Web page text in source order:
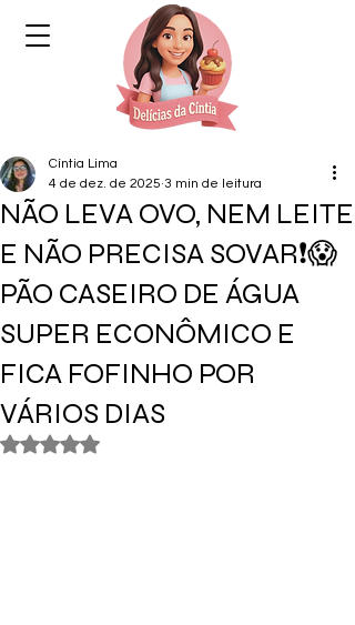
NÃO LEVA OVO, NEM LEITE
E NÃO PRECISA SOVAR❗😱
PÃO CASEIRO DE ÁGUA
SUPER ECONÔMICO E
FICA FOFINHO POR
VÁRIOS DIAS
Cíntia Lima
4 de dez. de 2025 3 min de leitura
Avaliado com NaN de 5 estrelas.